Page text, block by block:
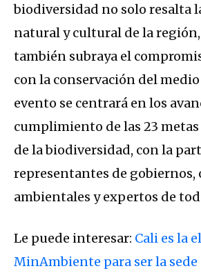
biodiversidad no solo resalta
natural y cultural de la
también subraya el
con la conservación del
evento se centrará en los
cumplimiento de las 23
de la biodiversidad, con la
representantes de gobiernos,
ambientales y expertos de
Le puede interesar: Cali es la
MinAmbiente para ser la sede